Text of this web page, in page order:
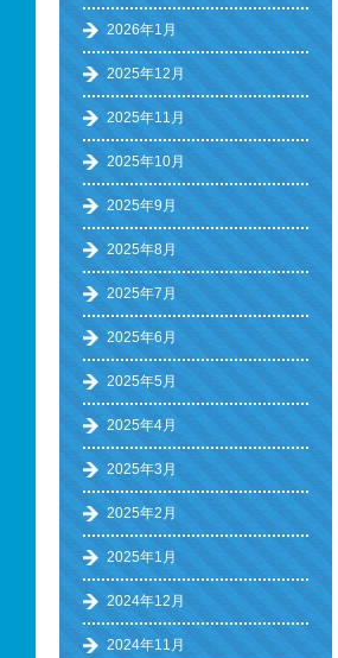
2026年1月
2025年12月
2025年11月
2025年10月
2025年9月
2025年8月
2025年7月
2025年6月
2025年5月
2025年4月
2025年3月
2025年2月
2025年1月
2024年12月
2024年11月